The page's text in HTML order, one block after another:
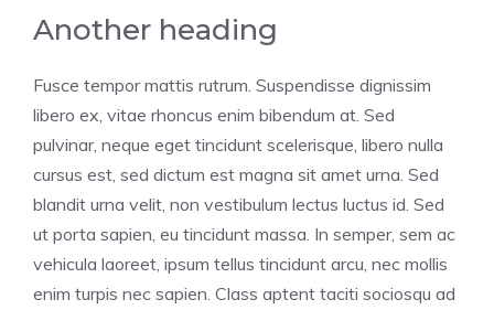
Another heading
Fusce tempor mattis rutrum. Suspendisse dignissim
libero ex, vitae rhoncus enim bibendum at. Sed
pulvinar, neque eget tincidunt scelerisque, libero nulla
cursus est, sed dictum est magna sit amet urna. Sed
blandit urna velit, non vestibulum lectus luctus id. Sed
ut porta sapien, eu tincidunt massa. In semper, sem ac
vehicula laoreet, ipsum tellus tincidunt arcu, nec mollis
enim turpis nec sapien. Class aptent taciti sociosqu ad